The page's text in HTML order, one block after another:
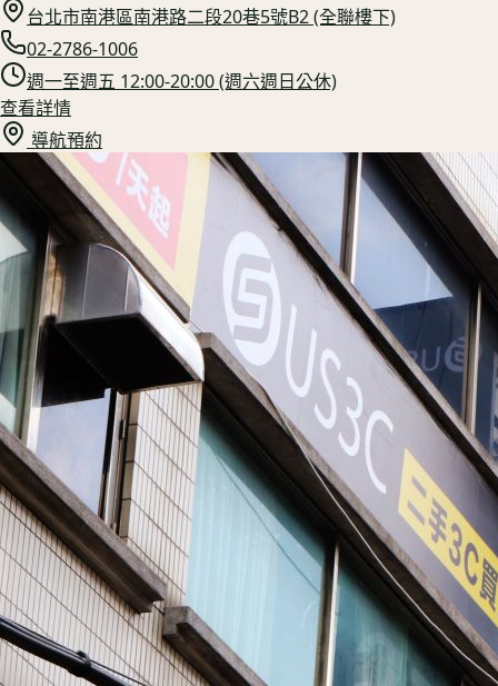
台北市南港區南港路二段20巷5號B2 (全聯樓下)
02-2786-1006
週一至週五 12:00-20:00 (週六週日公休)
查看詳情
導航預約